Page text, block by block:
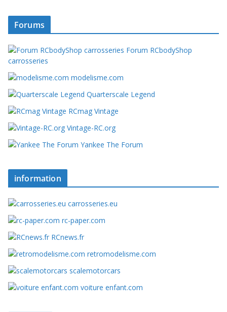
Forums
Forum RCbodyShop
carrosseries
modelisme.com
Quarterscale Legend
RCmag Vintage
Vintage-RC.org
Yankee The Forum
information
carrosseries.eu
rc-paper.com
RCnews.fr
retromodelisme.com
scalemotorcars
voiture enfant.com